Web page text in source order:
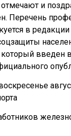
и
Перечень
в редакции
который введен